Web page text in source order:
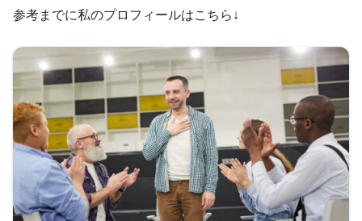
参考までに私のプロフィールはこちら↓